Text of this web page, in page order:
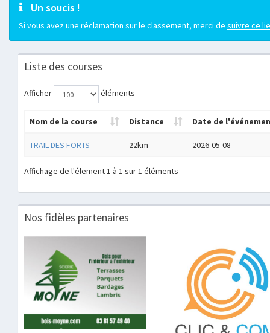
Un soucis !
Si vous avez une réclamation sur le classement, merci de suivre ce
Liste des courses
Afficher éléments
Nom de la course Distance Date de
TRAIL DES FORTS 22km 2026-05-08
Affichage de l'élement 1 à 1 sur 1 éléments
Nos fidèles partenaires